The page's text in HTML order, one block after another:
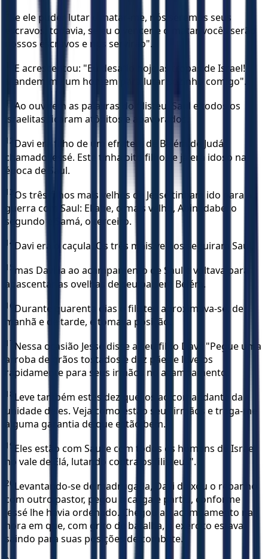
Se ele puder lutar e matar-me, nós seremos seus
escravos; todavia, se eu o vencer e o matar, vocês serão
nossos escravos e nos servirão".
E acrescentou: "Eu desafio hoje as tropas de Israel!
Mandem-me um homem para lutar sozinho comigo".
11
Ao ouvirem as palavras do filisteu, Saul e todos os
israelitas ficaram atônitos e apavorados.
12 Davi era filho de um efrateu, de Belém de Judá,
chamado Jessé. Este tinha oito filhos e já era idoso na
época de Saul.
13 Os três filhos mais velhos de Jessé tinham ido para a
guerra com Saul: Eliabe, o mais velho, Abinadabe, o
segundo e Samá, o terceiro.
14 Davi era o caçula. Os três mais velhos seguiram Saul,
15 mas Davi ia ao acampamento de Saul e voltava para
apascentar as ovelhas de seu pai, em Belém.
16 Durante quarenta dias o filisteu aproximava-se, de
manhã e de tarde, e tomava posição.
17 Nessa ocasião Jessé disse a seu filho Davi: "Pegue uma
arroba de grãos tostados e dez pães e leve-os
rapidamente para seus irmãos no acampamento.
18 Leve também estes dez queijos ao comandante da
unidade deles. Veja como estão seus irmãos e traga-me
alguma garantia de que estão bem.
19 Eles estão com Saul e com todos os homens de Israel
no vale de Elá, lutando contra os filisteus".
20 Levantando-se de madrugada, Davi deixou o rebanho
com outro pastor, pegou a carga e partiu, conforme
Jessé lhe havia ordenado. Chegou ao acampamento na
hora em que, com grito de batalha, o exército estava
saindo para suas posições de combate.